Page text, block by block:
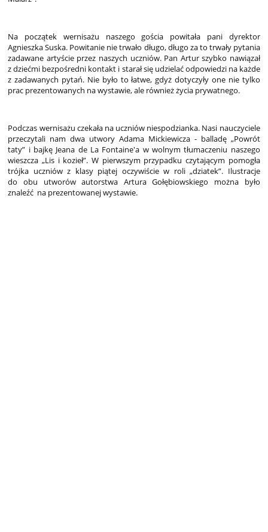
Na początek wernisażu naszego gościa powitała pani dyrektor
Agnieszka Suska. Powitanie nie trwało długo, długo za to trwały pytania
zadawane artyście przez naszych uczniów. Pan Artur szybko nawiązał
z dziećmi bezpośredni kontakt i starał się udzielać odpowiedzi na każde
z zadawanych pytań. Nie było to łatwe, gdyż dotyczyły one nie tylko
prac prezentowanych na wystawie, ale również życia prywatnego.
Podczas wernisażu czekała na uczniów niespodzianka. Nasi nauczyciele
przeczytali nam dwa utwory Adama Mickiewicza - balladę „Powrót
taty” i bajkę Jeana de La Fontaine'a w wolnym tłumaczeniu naszego
wieszcza „Lis i kozieł”. W pierwszym przypadku czytającym pomogła
trójka uczniów z klasy piątej oczywiście w roli „dziatek”. Ilustracje
do obu utworów autorstwa Artura Gołębiowskiego można było
znaleźć na prezentowanej wystawie.